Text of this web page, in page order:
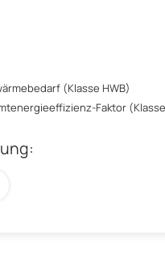
(Klasse HWB)
Faktor (Klasse